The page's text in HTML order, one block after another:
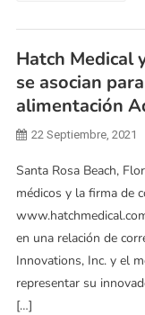
Hatch Medical
se asocian
alimentación
22 Septiembre, 2021
Santa Rosa Beach,
médicos y la firma de
en una relación de
Innovations, Inc. y el
representar su
[…]